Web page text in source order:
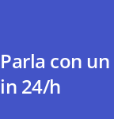
Parla con
in 24/h